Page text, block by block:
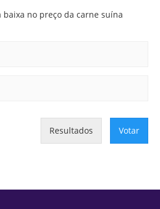
baixa no preço da carne suína
Resultados Votar